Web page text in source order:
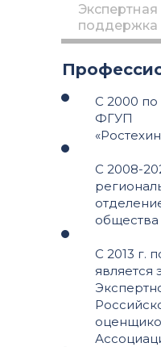
С 2000 по
ФГУП
С 2008-
С 2013 г.
является
Экспертная
поддержка